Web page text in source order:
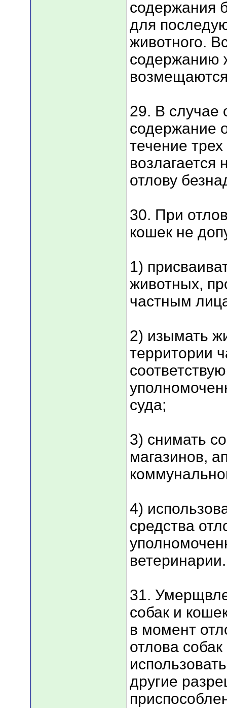
содержания
для
животного.
содержанию
29. В случае
содержание
течение
возлагается
отлову
30. При
кошек не
1)
животных,
частным
2) изымать
территории
суда;
3) снимать
магазинов,
4)
средства
ветеринарии.
31.
собак и
в момент
отлова
другие